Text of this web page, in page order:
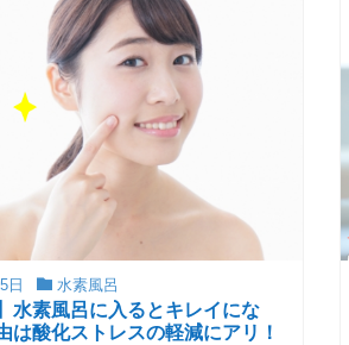
日 水素風呂
水素風呂に入るとキレイにな
は酸化ストレスの軽減にアリ！